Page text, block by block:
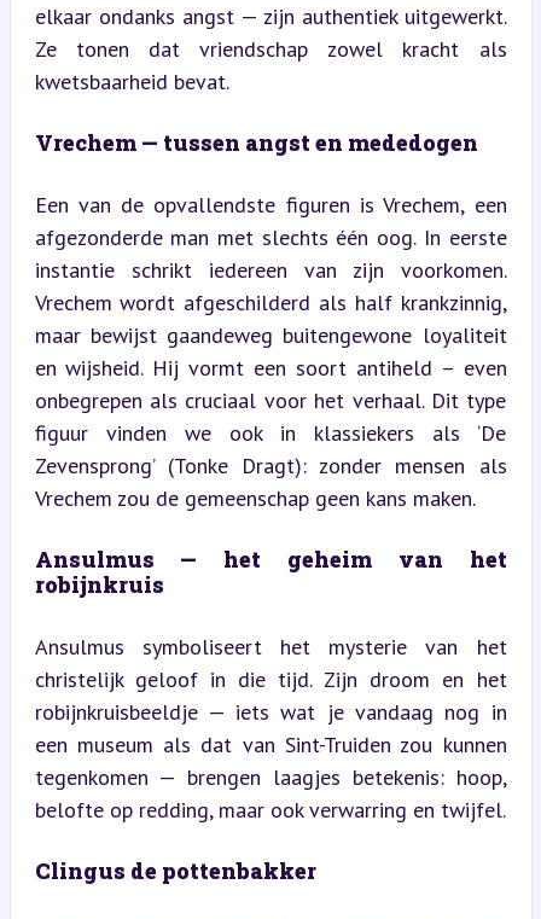
elkaar ondanks angst — zijn authentiek uitgewerkt.
Ze tonen dat vriendschap zowel kracht als
kwetsbaarheid bevat.
Vrechem — tussen angst en mededogen
Een van de opvallendste figuren is Vrechem, een
afgezonderde man met slechts één oog. In eerste
instantie schrikt iedereen van zijn voorkomen.
Vrechem wordt afgeschilderd als half krankzinnig,
maar bewijst gaandeweg buitengewone loyaliteit
en wijsheid. Hij vormt een soort antiheld – even
onbegrepen als cruciaal voor het verhaal. Dit type
figuur vinden we ook in klassiekers als ‘De
Zevensprong’ (Tonke Dragt): zonder mensen als
Vrechem zou de gemeenschap geen kans maken.
Ansulmus — het geheim van het
robijnkruis
Ansulmus symboliseert het mysterie van het
christelijk geloof in die tijd. Zijn droom en het
robijnkruisbeeldje — iets wat je vandaag nog in
een museum als dat van Sint-Truiden zou kunnen
tegenkomen — brengen laagjes betekenis: hoop,
belofte op redding, maar ook verwarring en twijfel.
Clingus de pottenbakker